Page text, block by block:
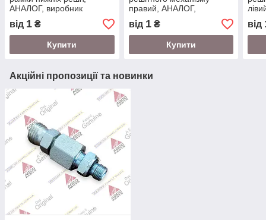
АНАЛОГ, виробник
WonderParts (EU),
комбайн Massey Ferguson
від 1 ₴
Купити
правий, АНАЛОГ,
виробник WonderParts
(EU)
від 1₴
Купити
від
Акційні пропозиції та новинки